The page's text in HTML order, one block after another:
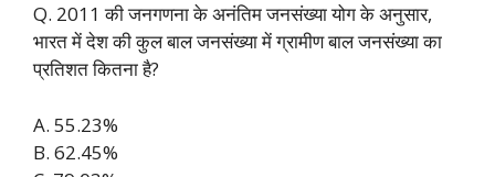
Q. 2011 की जनगणना के अनंतिम जनसंख्या योग के अनुसार,
भारत में देश की कुल बाल जनसंख्या में ग्रामीण बाल जनसंख्या का
प्रतिशत कितना है?
A. 55.23%
B. 62.45%